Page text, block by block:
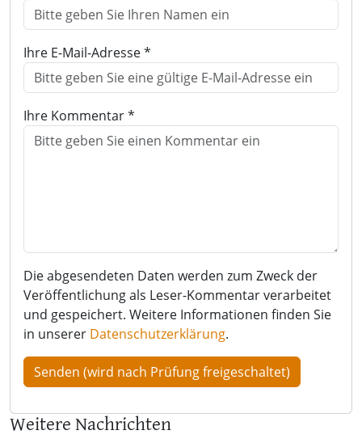
Ihre E-Mail-Adresse *
Ihre Kommentar *
Die abgesendeten Daten werden zum Zweck der
Veröffentlichung als Leser-Kommentar verarbeitet
und gespeichert. Weitere Informationen finden Sie
in unserer Datenschutzerklärung.
Weitere Nachrichten